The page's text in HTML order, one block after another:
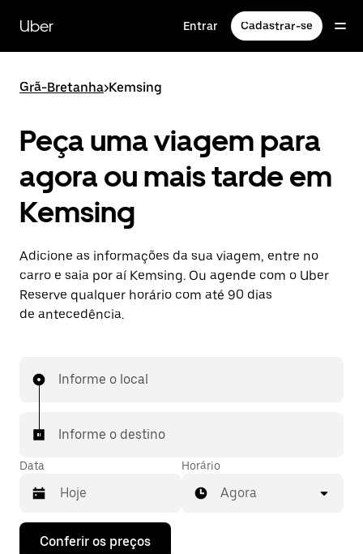
para
conteúdo
Uber Entrar Cadastrar-se
Grã-Bretanha>Kemsing
Peça uma viagem para
agora ou mais tarde em
Kemsing
Adicione as informações da sua viagem, entre no
carro e saia por aí Kemsing. Ou agende com o Uber
Reserve qualquer horário com até 90 dias
de antecedência.
Informe o local
Informe o destino
Data
Pressione
Horário
Agora
Conferir os preços